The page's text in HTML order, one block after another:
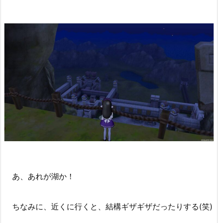
あ、あれが湖か！
ちなみに、近くに行くと、結構ギザギザだったりする(笑)